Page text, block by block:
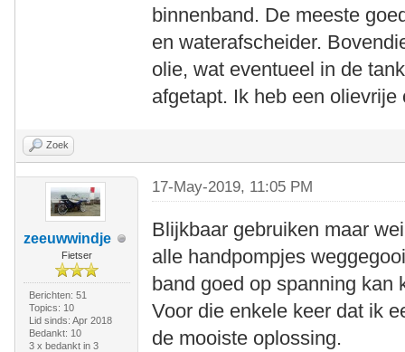
binnenband. De meeste
en waterafscheider.
olie, wat eventueel in de
afgetapt. Ik heb een
Zoek
zeeuwwindje
Fietser
Berichten: 51
Topics: 10
Lid sinds: Apr 2018
Bedankt: 10
3 x bedankt in 3
17-May-2019, 11:05 PM
Blijkbaar gebruiken maar
alle handpompjes
band goed op spanning kan
Voor die enkele keer dat ik
de mooiste oplossing.